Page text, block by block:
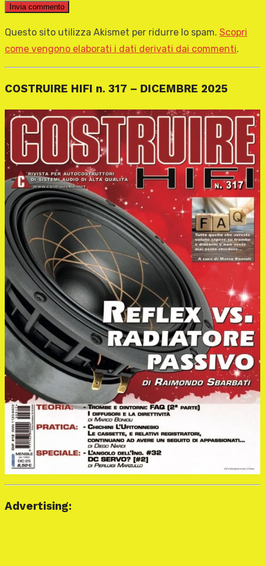
Questo sito utilizza Akismet per ridurre lo spam. Scopri
come vengono elaborati i dati derivati dai commenti.
COSTRUIRE HIFI n. 317 – DICEMBRE 2025
Advertising: